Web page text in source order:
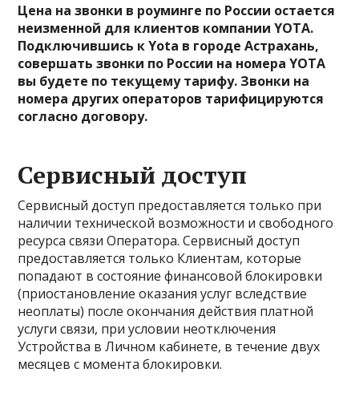
Цена на звонки в роуминге по России остается
неизменной для клиентов компании YOTA.
Подключившись к Yota в городе Астрахань,
совершать звонки по России на номера YOTA
вы будете по текущему тарифу. Звонки на
номера других операторов тарифицируются
согласно договору.
Сервисный доступ
Сервисный доступ предоставляется только при
наличии технической возможности и свободного
ресурса связи Оператора. Сервисный доступ
предоставляется только Клиентам, которые
попадают в состояние финансовой блокировки
(приостановление оказания услуг вследствие
неоплаты) после окончания действия платной
услуги связи, при условии неотключения
Устройства в Личном кабинете, в течение двух
месяцев с момента блокировки.